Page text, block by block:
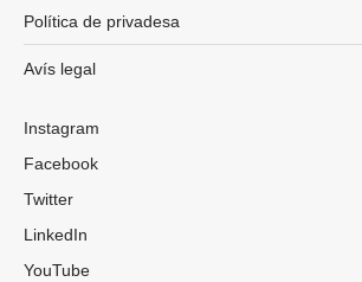
Política de privadesa
Avís legal
Instagram
Facebook
Twitter
LinkedIn
YouTube